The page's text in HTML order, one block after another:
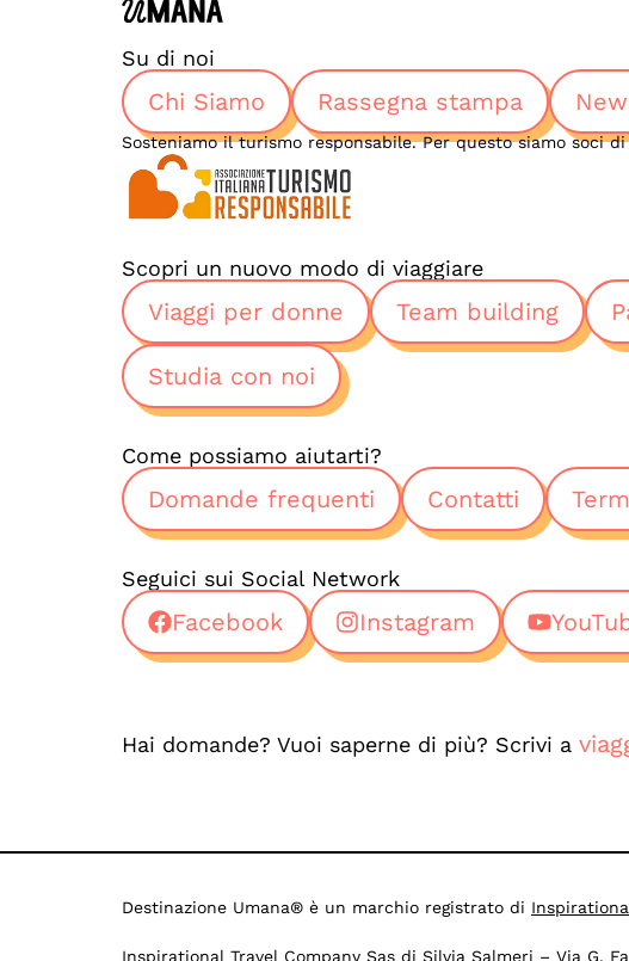
Su di noi
Chi Siamo Rassegna stampa
Sosteniamo il turismo responsabile. Per questo siamo soci di
Scopri un nuovo modo di viaggiare
Viaggi per donne Team building
Studia con noi
Come possiamo aiutarti?
Domande frequenti Contatti
Seguici sui Social Network
Facebook Instagram
Hai domande? Vuoi saperne di più? Scrivi a
Destinazione Umana® è un marchio registrato di
Inspirational Travel Company Sas di Silvia Salmeri – Via G.